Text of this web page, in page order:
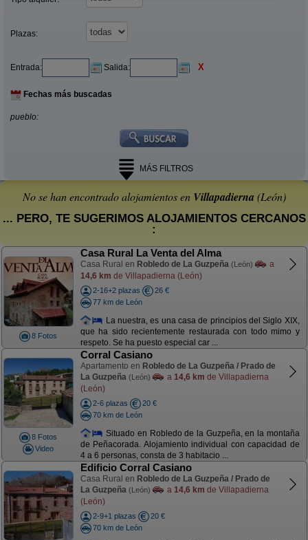
Plazas:
Entrada: Salida: X
Fechas más buscadas
pueblo:
MÁS FILTROS
No se han encontrado alojamientos en Villapadierna (León)
... PERO, TE SUGERIMOS ALOJAMIENTOS CERCANOS
:
8 Fotos
Casa Rural La Venta del Alma
Casa Rural en Robledo de La Guzpeña (León)
a
14,6 km de Villapadierna (León)
2-16+2 plazas
26 €
77 km de León
La nuestra, es una casa de principios del Siglo XIX,
que ha sido recientemente restaurada con todo mimo y
respeto. Se ha puesto especial car ...
8 Fotos
Video
Corral Casiano
Apartamento en Robledo de La Guzpeña / Prado de
La Guzpeña (León) a 14,6 km de Villapadierna
(León)
2-6 plazas
20 €
70 km de León
Situado en Robledo de la Guzpeña, en la montaña
de Peñacorada. Alojamiento individual con capacidad de
4 a 6 personas, consta de 3 habitacio ...
Edificio Corral Casiano
Casa Rural en Robledo de La Guzpeña / Prado de
La Guzpeña (León) a 14,6 km de Villapadierna
(León)
2-9+1 plazas
20 €
70 km de León